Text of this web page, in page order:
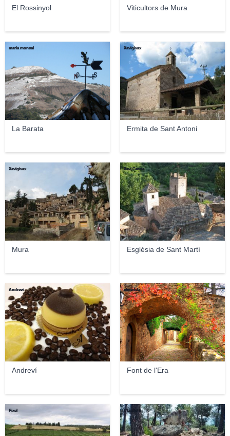
El Rossinyol Viticultors de Mura
La Barata
maria moncal
Ermita de Sant Antoni
Xavigivax
Mura
Xavigivax
Església de Sant Martí
Xavi Garcia
Andreví
Andreví
Font de l'Era
elmedela
Pixel Claudefà